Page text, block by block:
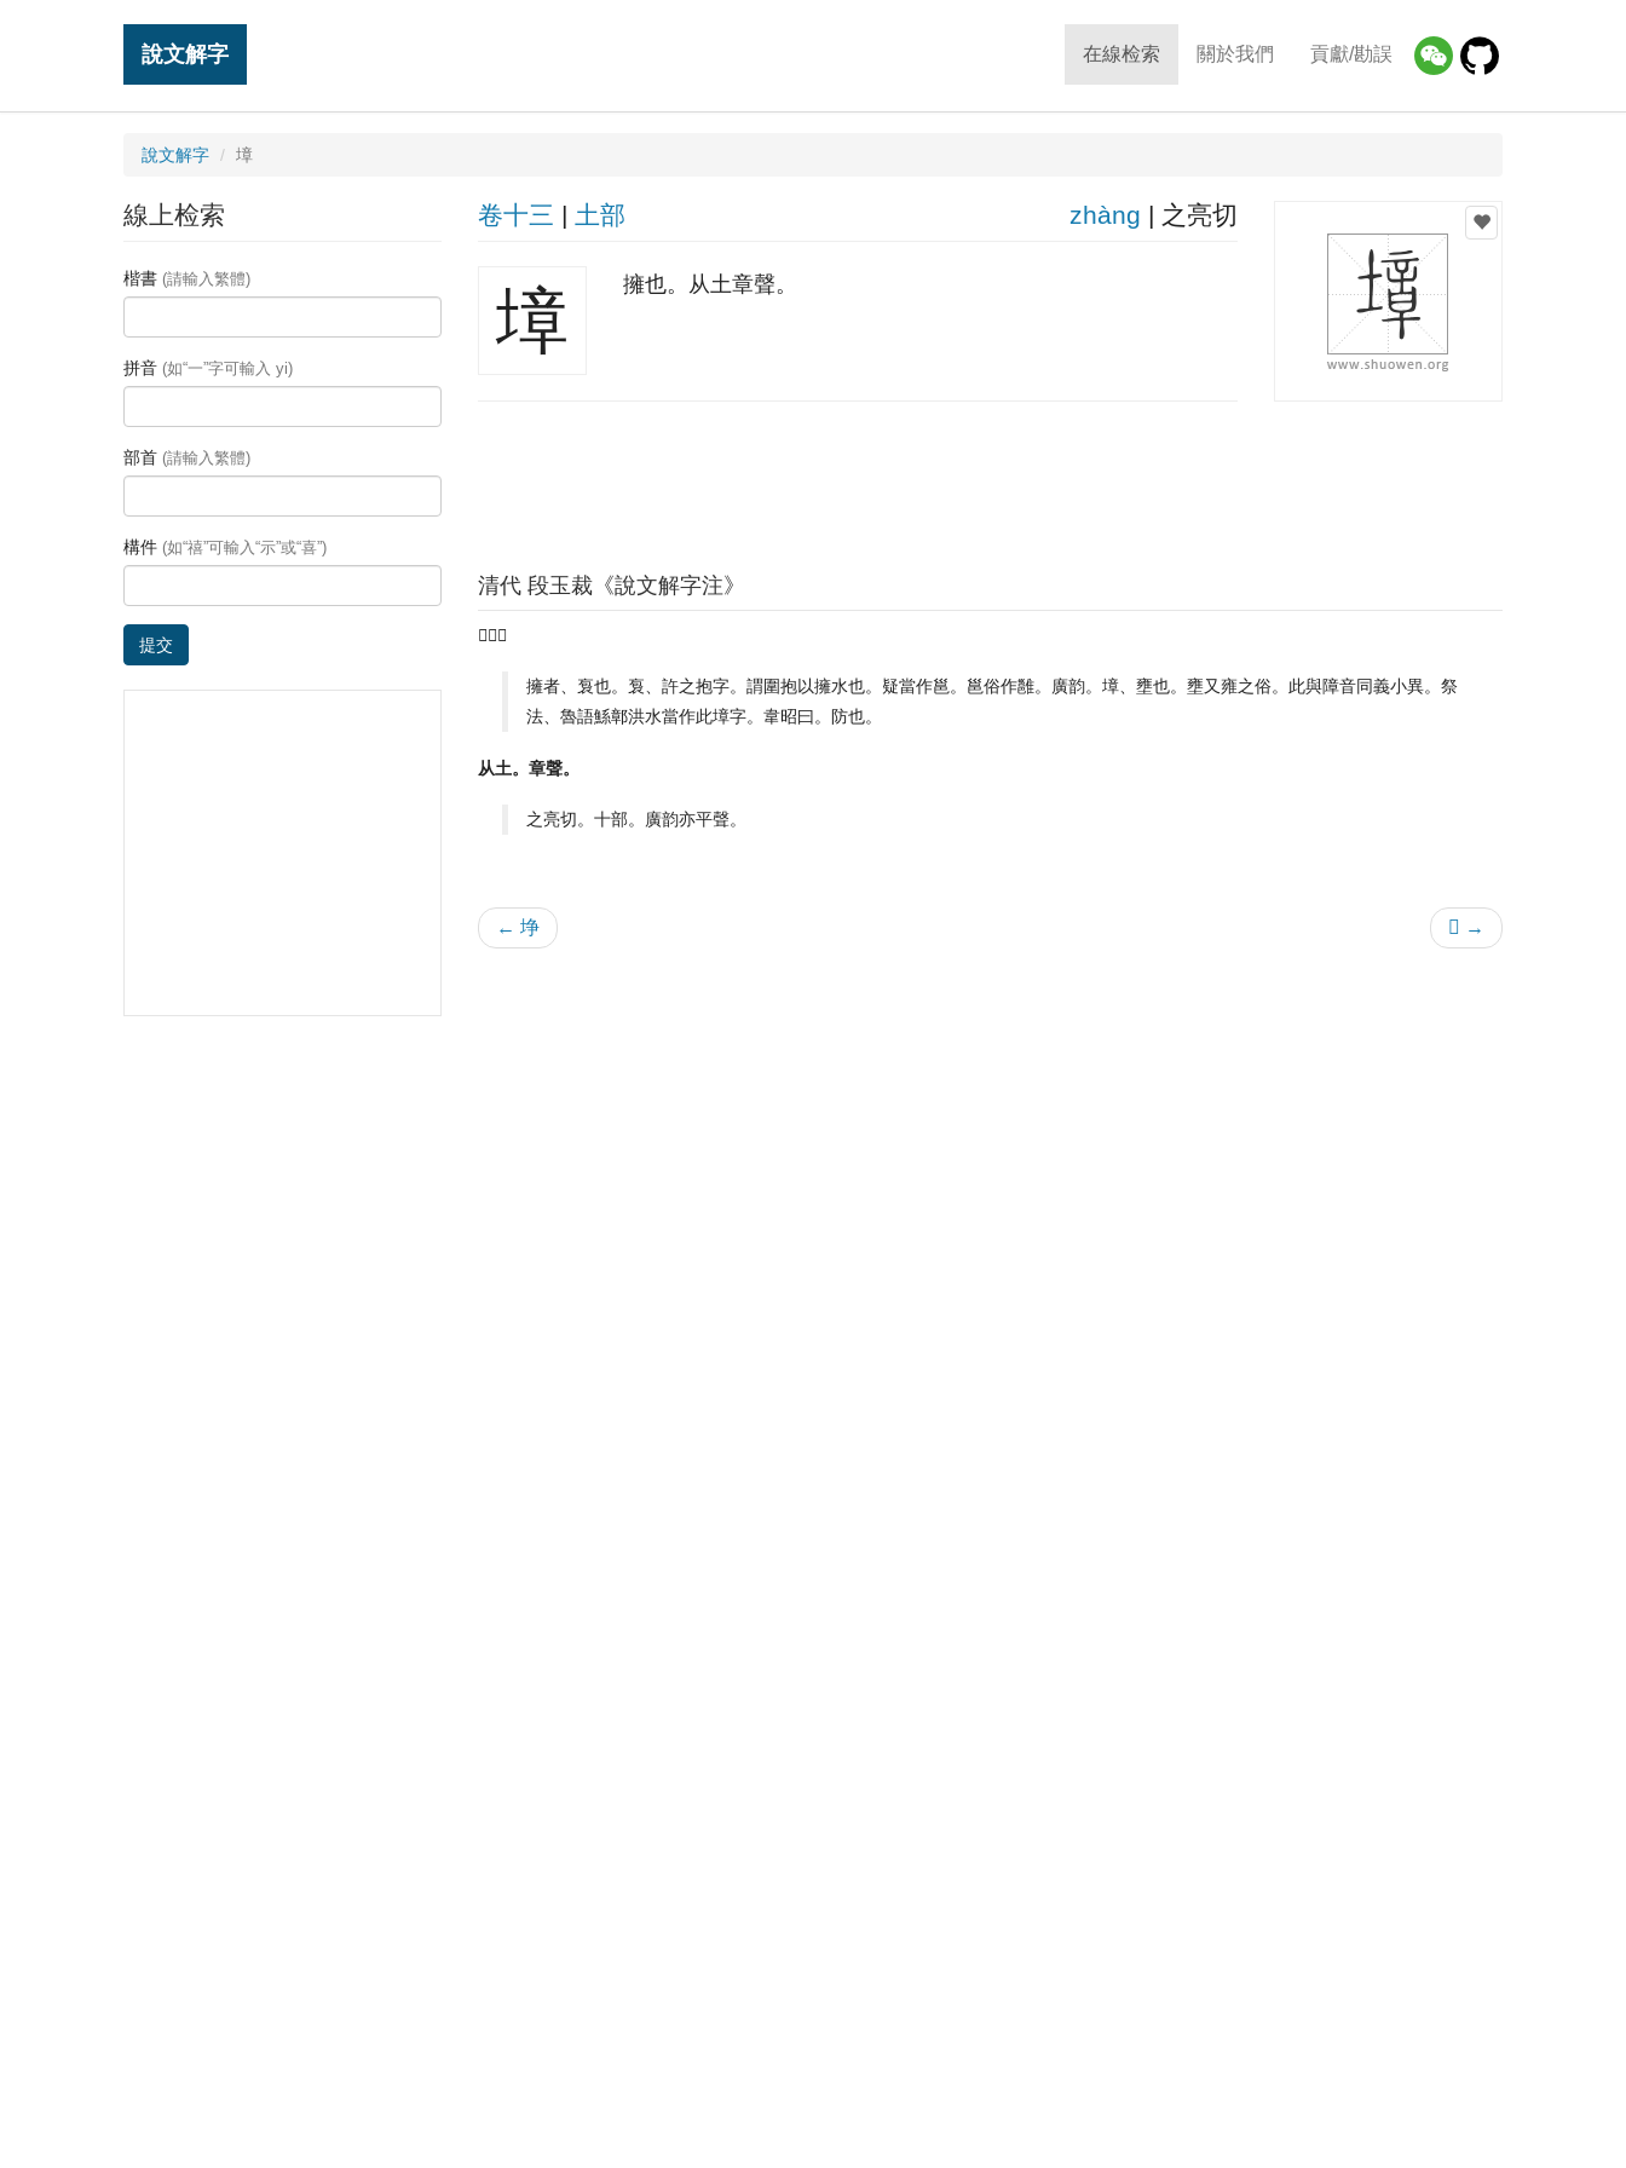
說文解字 在線检索 關於我們 貢獻/勘誤
說文解字 墇
卷十三 | 土部 zhànɡ | 之亮切
墇 擁也。从土章聲。
清代 段玉裁《說文解字注》
𢹬也。
擁者、袌也。袌、許之抱字。謂圍抱以擁水也。疑當作邕。邕俗作雝。廣韵。墇、壅也。壅又雍之俗。此與障音同義小異。祭
法、魯語鯀鄣洪水當作此墇字。韋昭曰。防也。
从土。章聲。
之亮切。十部。廣韵亦平聲。
← 埩 𡍫 →
線上检索
楷書 (請輸入繁體)
拼音 (如“一”字可輸入 yi)
部首 (請輸入繁體)
構件 (如“禧”可輸入“示”或“喜”)
提交